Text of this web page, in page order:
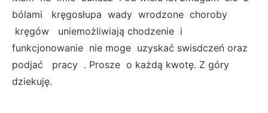
bólami kręgosłupa wady wrodzone choroby
kręgów uniemożliwiają chodzenie i
funkcjonowanie nie moge uzyskać swisdczeń oraz
podjać pracy . Prosze o każdą kwotę. Z góry
dziekuję.